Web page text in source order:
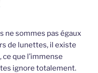
ne sommes pas égaux
de lunettes, il existe
que l’immense
ignore totalement.